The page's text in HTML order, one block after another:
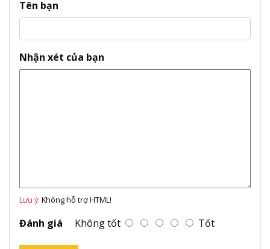
Tên bạn
Nhận xét của bạn
Lưu ý: Không hỗ trợ HTML!
Đánh giá Không tốt Tốt